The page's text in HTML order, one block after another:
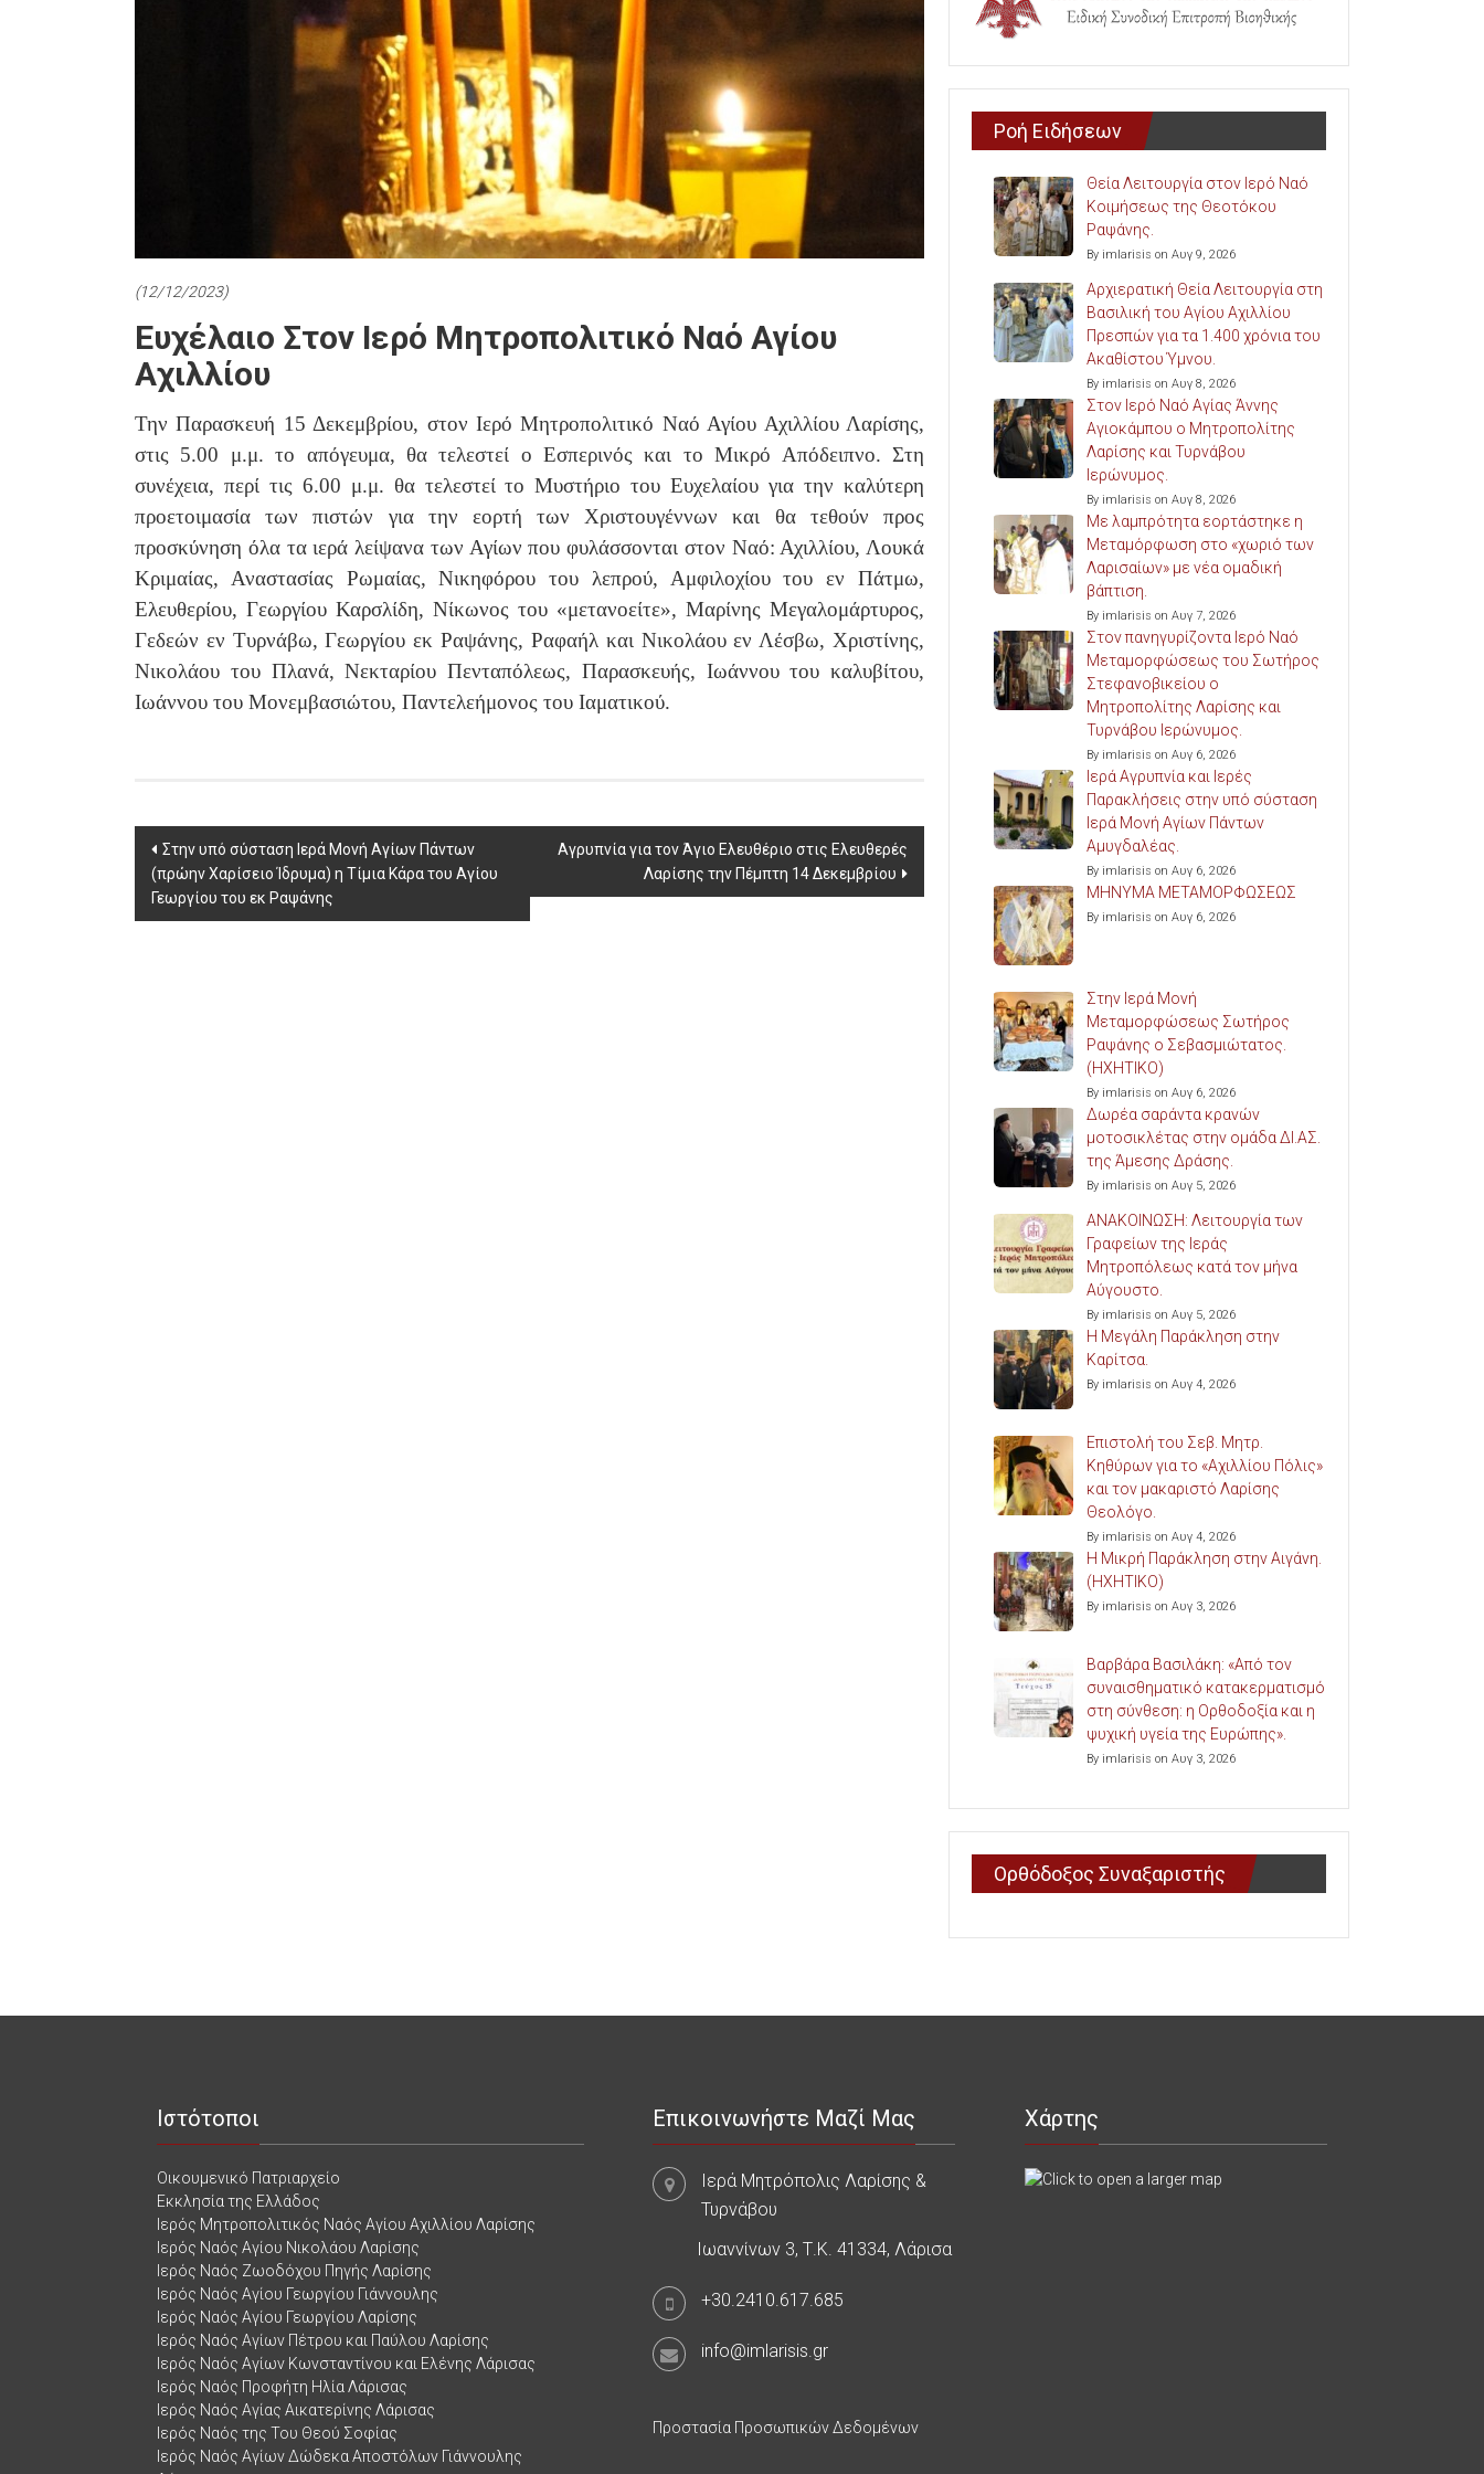
(12/12/2023)
Ευχέλαιο Στον Ιερό Μητροπολιτικό Ναό Αγίου
Αχιλλίου
Την Παρασκευή 15 Δεκεμβρίου, στον Ιερό Μητροπολιτικό Ναό Αγίου Αχιλλίου Λαρίσης,
στις 5.00 μ.μ. το απόγευμα, θα τελεστεί ο Εσπερινός και το Μικρό Απόδειπνο. Στη
συνέχεια, περί τις 6.00 μ.μ. θα τελεστεί το Μυστήριο του Ευχελαίου για την καλύτερη
προετοιμασία των πιστών για την εορτή των Χριστουγέννων και θα τεθούν προς
προσκύνηση όλα τα ιερά λείψανα των Αγίων που φυλάσσονται στον Ναό: Αχιλλίου, Λουκά
Κριμαίας, Αναστασίας Ρωμαίας, Νικηφόρου του λεπρού, Αμφιλοχίου του εν Πάτμω,
Ελευθερίου, Γεωργίου Καρσλίδη, Νίκωνος του «μετανοείτε», Μαρίνης Μεγαλομάρτυρος,
Γεδεών εν Τυρνάβω, Γεωργίου εκ Ραψάνης, Ραφαήλ και Νικολάου εν Λέσβω, Χριστίνης,
Νικολάου του Πλανά, Νεκταρίου Πενταπόλεως, Παρασκευής, Ιωάννου του καλυβίτου,
Ιωάννου του Μονεμβασιώτου, Παντελεήμονος του Ιαματικού.
Post
navigation
Στην υπό σύσταση Ιερά Μονή Αγίων Πάντων
(πρώην Χαρίσειο Ίδρυμα) η Τίμια Κάρα του Αγίου
Γεωργίου του εκ Ραψάνης
Αγρυπνία για τον Άγιο Ελευθέριο στις Ελευθερές
Λαρίσης την Πέμπτη 14 Δεκεμβρίου
Ροή Ειδήσεων
Θεία Λειτουργία στον Ιερό Ναό
Κοιμήσεως της Θεοτόκου
Ραψάνης.
By imlarisis on Αυγ 9, 2026
Αρχιερατική Θεία Λειτουργία στη
Βασιλική του Αγίου Αχιλλίου
Πρεσπών για τα 1.400 χρόνια του
Ακαθίστου Ύμνου.
By imlarisis on Αυγ 8, 2026
Στον Ιερό Ναό Αγίας Άννης
Αγιοκάμπου ο Μητροπολίτης
Λαρίσης και Τυρνάβου
Ιερώνυμος.
By imlarisis on Αυγ 8, 2026
Με λαμπρότητα εορτάστηκε η
Μεταμόρφωση στο «χωριό των
Λαρισαίων» με νέα ομαδική
βάπτιση.
By imlarisis on Αυγ 7, 2026
Στον πανηγυρίζοντα Ιερό Ναό
Μεταμορφώσεως του Σωτήρος
Στεφανοβικείου ο
Μητροπολίτης Λαρίσης και
Τυρνάβου Ιερώνυμος.
By imlarisis on Αυγ 6, 2026
Ιερά Αγρυπνία και Ιερές
Παρακλήσεις στην υπό σύσταση
Ιερά Μονή Αγίων Πάντων
Αμυγδαλέας.
By imlarisis on Αυγ 6, 2026
ΜΗΝΥΜΑ ΜΕΤΑΜΟΡΦΩΣΕΩΣ
By imlarisis on Αυγ 6, 2026
Στην Ιερά Μονή
Μεταμορφώσεως Σωτήρος
Ραψάνης ο Σεβασμιώτατος.
(ΗΧΗΤΙΚΟ)
By imlarisis on Αυγ 6, 2026
Δωρέα σαράντα κρανών
μοτοσικλέτας στην ομάδα ΔΙ.ΑΣ.
της Άμεσης Δράσης.
By imlarisis on Αυγ 5, 2026
ΑΝΑΚΟΙΝΩΣΗ: Λειτουργία των
Γραφείων της Ιεράς
Μητροπόλεως κατά τον μήνα
Αύγουστο.
By imlarisis on Αυγ 5, 2026
Η Μεγάλη Παράκληση στην
Καρίτσα.
By imlarisis on Αυγ 4, 2026
Επιστολή του Σεβ. Μητρ.
Κηθύρων για το «Αχιλλίου Πόλις»
και τον μακαριστό Λαρίσης
Θεολόγο.
By imlarisis on Αυγ 4, 2026
Η Μικρή Παράκληση στην Αιγάνη.
(ΗΧΗΤΙΚΟ)
By imlarisis on Αυγ 3, 2026
Βαρβάρα Βασιλάκη: «Από τον
συναισθηματικό κατακερματισμό
στη σύνθεση: η Ορθοδοξία και η
ψυχική υγεία της Ευρώπης».
By imlarisis on Αυγ 3, 2026
Ορθόδοξος Συναξαριστής
Ιστότοποι
Οικουμενικό Πατριαρχείο
Εκκλησία της Ελλάδος
Ιερός Μητροπολιτικός Ναός Αγίου Αχιλλίου Λαρίσης
Ιερός Ναός Αγίου Νικολάου Λαρίσης
Ιερός Ναός Ζωοδόχου Πηγής Λαρίσης
Ιερός Ναός Αγίου Γεωργίου Γιάννουλης
Ιερός Ναός Αγίου Γεωργίου Λαρίσης
Ιερός Ναός Αγίων Πέτρου και Παύλου Λαρίσης
Ιερός Ναός Αγίων Κωνσταντίνου και Ελένης Λάρισας
Ιερός Ναός Προφήτη Ηλία Λάρισας
Ιερός Ναός Αγίας Αικατερίνης Λάρισας
Ιερός Ναός της Του Θεού Σοφίας
Ιερός Ναός Αγίων Δώδεκα Αποστόλων Γιάννουλης
Επικοινωνήστε Μαζί Μας
Ιερά Μητρόπολις Λαρίσης &
Τυρνάβου
Ιωαννίνων 3, Τ.Κ. 41334, Λάρισα
+30.2410.617.685
info@imlarisis.gr
Προστασία Προσωπικών Δεδομένων
Χάρτης